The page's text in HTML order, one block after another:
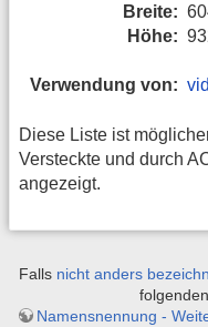
Breite:
Höhe:
Verwendung von:
Diese Liste ist
Versteckte und durch
angezeigt.
Falls nicht anders
Namensnennung -